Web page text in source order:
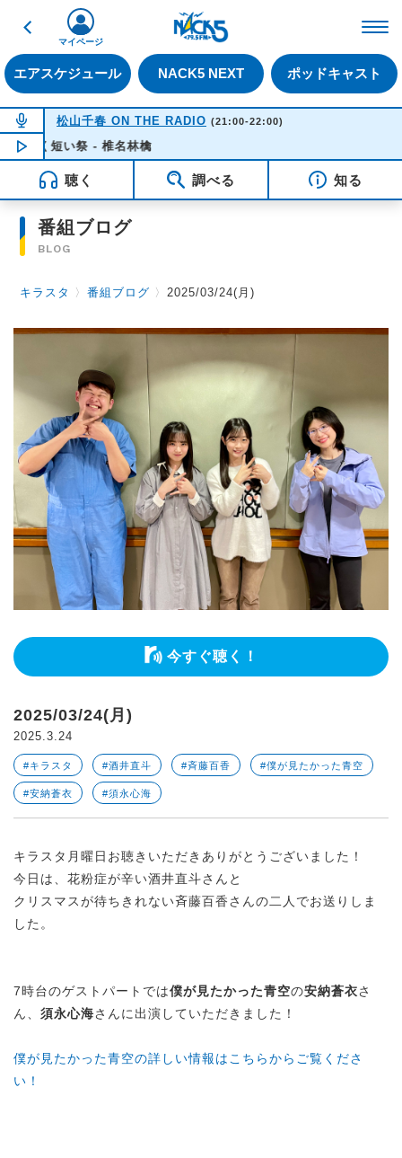
戻る
エアスケジュール NACK5 NEXT ポッドキャスト
マイページ
NOW ON AIR
松山千春 ON THE RADIO (21:00-22:00)
NOW PLAYING16:35
長く短い祭 - 椎名林檎
聴く 調べる 知る
番組ブログ
BLOG
キラスタ 〉番組ブログ 〉2025/03/24(月)
今すぐ聴く！
2025/03/24(月)
2025.3.24
#キラスタ #酒井直斗 #斉藤百香 #僕が見たかった青空
#安納蒼衣 #須永心海
キラスタ月曜日お聴きいただきありがとうございました！
今日は、花粉症が辛い酒井直斗さんと
クリスマスが待ちきれない斉藤百香さんの二人でお送りしま
した。
7時台のゲストパートでは僕が見たかった青空の安納蒼衣さ
ん、 須永心海さんに出演していただきました！
僕が見たかった青空の詳しい情報はこちらからご覧くださ
い！